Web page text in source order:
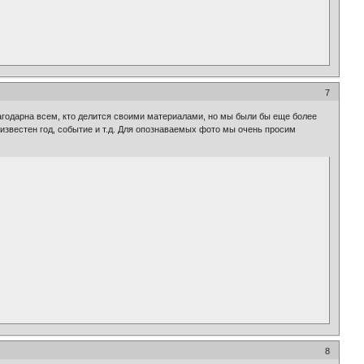
7
всем, кто делится своими материалами, но мы были бы еще более
год, событие и т.д. Для опознаваемых фото мы очень просим
8